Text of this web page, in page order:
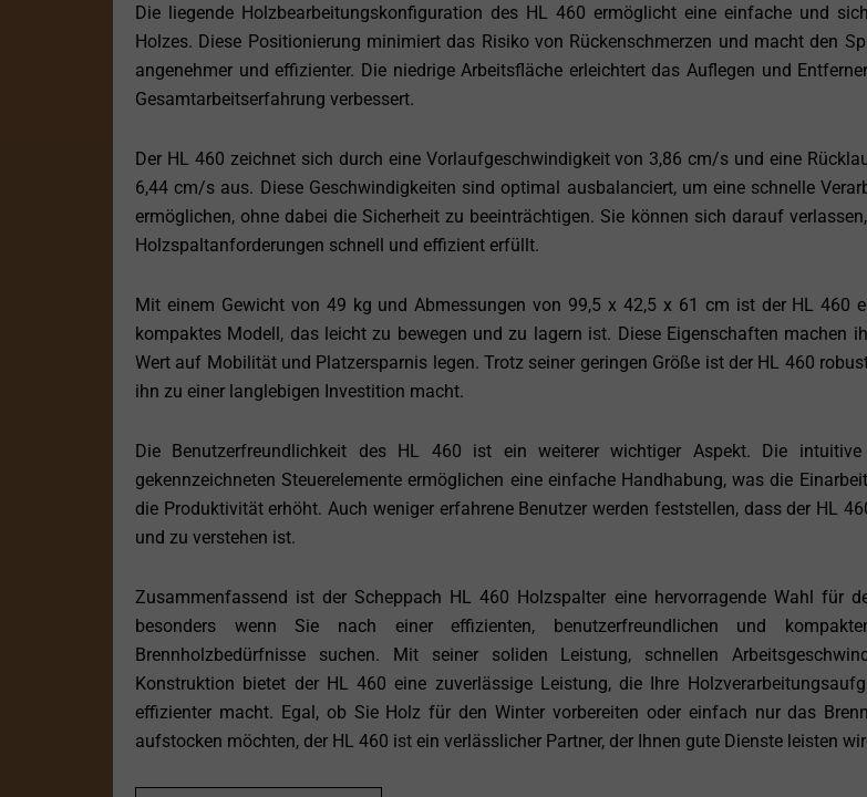
Die liegende Holzbearbeitungskonfiguration des HL 460 ermöglicht eine einfache und
Holzes. Diese Positionierung minimiert das Risiko von Rückenschmerzen und macht den
angenehmer und effizienter. Die niedrige Arbeitsfläche erleichtert das Auflegen und
Gesamtarbeitserfahrung verbessert.
Der HL 460 zeichnet sich durch eine Vorlaufgeschwindigkeit von 3,86 cm/s und eine
6,44 cm/s aus. Diese Geschwindigkeiten sind optimal ausbalanciert, um eine schnelle
ermöglichen, ohne dabei die Sicherheit zu beeinträchtigen. Sie können sich darauf
Holzspaltanforderungen schnell und effizient erfüllt.
Mit einem Gewicht von 49 kg und Abmessungen von 99,5 x 42,5 x 61 cm ist der HL 460
kompaktes Modell, das leicht zu bewegen und zu lagern ist. Diese Eigenschaften machen
Wert auf Mobilität und Platzersparnis legen. Trotz seiner geringen Größe ist der HL 460
ihn zu einer langlebigen Investition macht.
Die Benutzerfreundlichkeit des HL 460 ist ein weiterer wichtiger Aspekt. Die
gekennzeichneten Steuerelemente ermöglichen eine einfache Handhabung, was die
die Produktivität erhöht. Auch weniger erfahrene Benutzer werden feststellen, dass der HL
und zu verstehen ist.
Zusammenfassend ist der Scheppach HL 460 Holzspalter eine hervorragende Wahl für
besonders wenn Sie nach einer effizienten, benutzerfreundlichen und
Brennholzbedürfnisse suchen. Mit seiner soliden Leistung, schnellen
Konstruktion bietet der HL 460 eine zuverlässige Leistung, die Ihre
effizienter macht. Egal, ob Sie Holz für den Winter vorbereiten oder einfach nur das
aufstocken möchten, der HL 460 ist ein verlässlicher Partner, der Ihnen gute Dienste leisten